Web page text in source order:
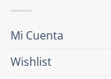
Mi Cuenta
Wishlist